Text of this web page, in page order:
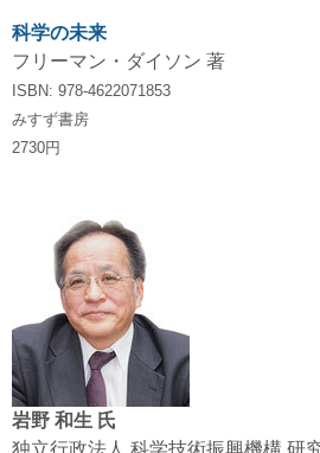
科学の未来
フリーマン・ダイソン 著
ISBN: 978-4622071853
みすず書房
2730円
岩野 和生 氏